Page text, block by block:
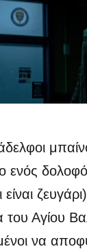
ενός
είναι
του Αγίου
να